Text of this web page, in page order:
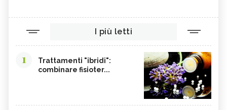
I più letti
1
Trattamenti "ibridi":
combinare fisioter...